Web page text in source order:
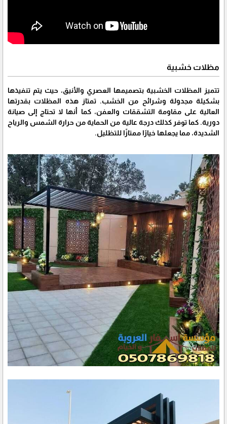
مظلات خشبية
تتميز المظلات الخشبية بتصميمها العصري والأنيق، حيث يتم تنفيذها
بشكيلة مجدولة وشرائح من الخشب. تمتاز هذه المظلات بقدرتها
العالية على مقاومة التشققات والعفن، كما أنها لا تحتاج إلى صيانة
دورية. كما توفر كذلك درجة عالية من الحماية من حرارة الشمس والرياح
الشديدة، مما يجعلها خيارًا ممتازًا للتظليل.